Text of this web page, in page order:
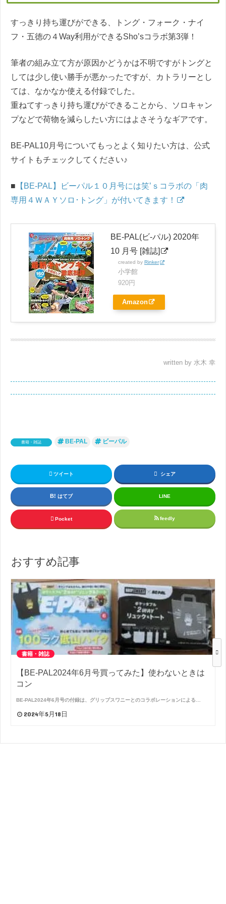
すっきり持ち運びができる、トング・フォーク・ナイ
フ・五徳の４Way利用ができるSho’sコラボ第3弾！
筆者の組み立て方が原因かどうかは不明ですがトングと
しては少し使い勝手が悪かったですが、カトラリーとし
ては、なかなか使える付録でした。
重ねてすっきり持ち運びができることから、ソロキャン
プなどで荷物を減らしたい方にはよさそうなギアです。
BE-PAL10月号についてもっとよく知りたい方は、公式
サイトもチェックしてください♪
■ 【BE-PAL】ビーパル１０月号には笑’ｓコラボの「肉
専用４ＷＡＹソロ･トング」が付いてきます！
BE-PAL(ビ-パル) 2020年
10 月号 [雑誌]
created by Rinker
小学館
920円
Amazon
written by 水木 幸
書籍・雑誌 BE-PAL ビーパル
ツイート シェア
はてブ LINE
Pocket feedly
おすすめ記事
書籍・雑誌
【BE-PAL2024年6月号買ってみた】使わないときは
コン
BE-PAL2024年6月号の付録は、グリップスワニーとのコラボレーションによる…
2024年5月18日